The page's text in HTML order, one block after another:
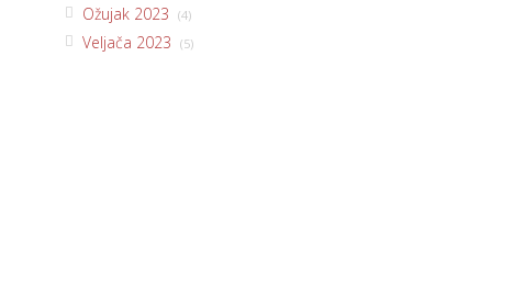
Ožujak 2023 (4)
Veljača 2023 (5)